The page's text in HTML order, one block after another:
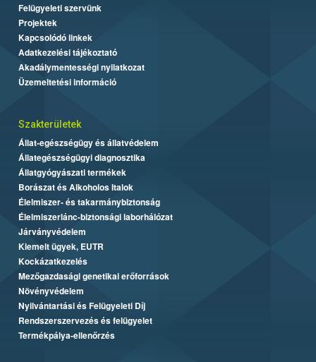
Felügyeleti szervünk
Projektek
Kapcsolódó linkek
Adatkezelési tájékoztató
Akadálymentességi nyilatkozat
Üzemeltetési információ
Szakterületek
Állat-egészségügy és állatvédelem
Állategészségügyi diagnosztika
Állatgyógyászati termékek
Borászat és Alkoholos Italok
Élelmiszer- és takarmánybiztonság
Élelmiszerlánc-biztonsági laborhálózat
Járványvédelem
Kiemelt ügyek, EUTR
Kockázatkezelés
Mezőgazdasági genetikai erőforrások
Növényvédelem
Nyilvántartási és Felügyeleti Díj
Rendszerszervezés és felügyelet
Termékpálya-ellenőrzés